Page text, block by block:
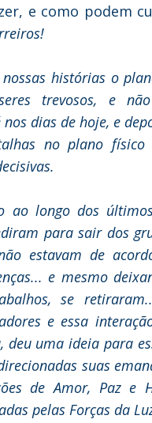
e como podem
nossas histórias o
trevosos, e
dias de hoje, e
no plano
ao longo dos
para sair dos
estavam de
e mesmo
se
e essa
deu uma ideia para
suas
de Amor, Paz e
pelas Forças da